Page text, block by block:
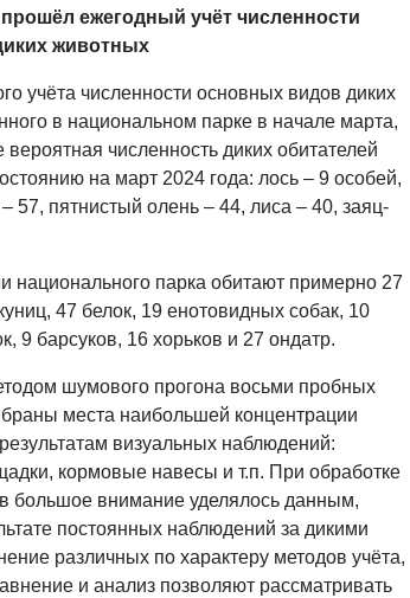
ежегодный учёт численности
животных
учёта численности основных видов диких
в национальном парке в начале марта,
численность диких обитателей
на март 2024 года: лось – 9 особей,
57, пятнистый олень – 44, лиса – 40, заяц-
национального парка обитают примерно 27
47 белок, 19 енотовидных собак, 10
9 барсуков, 16 хорьков и 27 ондатр.
шумового прогона восьми пробных
места наибольшей концентрации
визуальных наблюдений:
кормовые навесы и т.п. При обработке
большое внимание уделялось данным,
постоянных наблюдений за дикими
различных по характеру методов учёта,
и анализ позволяют рассматривать